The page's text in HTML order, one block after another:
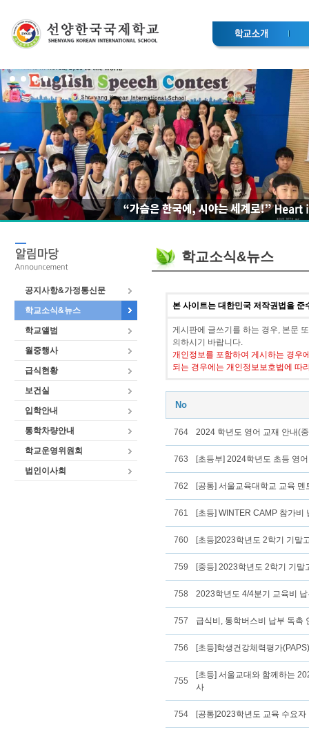
공지사항&가정통신문
학교소식&뉴스
학교앨범
월중행사
급식현황
보건실
입학안내
통학차량안내
학교운영위원회
법인이사회
학교소식&뉴스
본 사이트는 대한민국 저작권법을 준
게시판에 글쓰기를 하는 경우, 본문
의하시기 바랍니다.
개인정보를 포함하여 게시하는 경우
되는 경우에는 개인정보보호법에 따
No
764 2024 학년도 영어 교재 안내(
763 [초등부] 2024학년도 초등 영
762 [공통] 서울교육대학교 교육 멘
761 [초등] WINTER CAMP 참가비
760 [초등]2023학년도 2학기 기말
759 [중등] 2023학년도 2학기 기말
758 2023학년도 4/4분기 교육비
757 급식비, 통학버스비 납부 독촉
756 [초등]학생건강체력평가
755
[초등] 서울교대와 함께하는
사
754 [공통]2023학년도 교육 수요